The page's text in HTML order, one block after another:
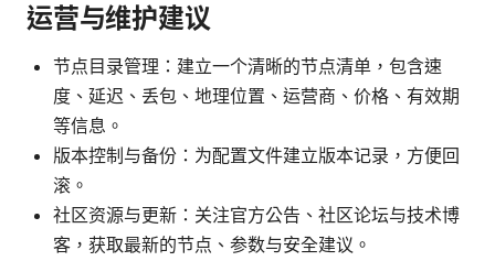
运营与维护建议
节点目录管理：建立一个清晰的节点清单，包含速
度、延迟、丢包、地理位置、运营商、价格、有效期
等信息。
版本控制与备份：为配置文件建立版本记录，方便回
滚。
社区资源与更新：关注官方公告、社区论坛与技术博
客，获取最新的节点、参数与安全建议。